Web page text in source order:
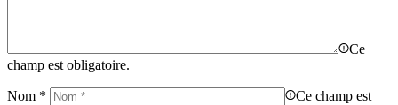
Ce
champ est obligatoire.
Nom *
Ce champ est